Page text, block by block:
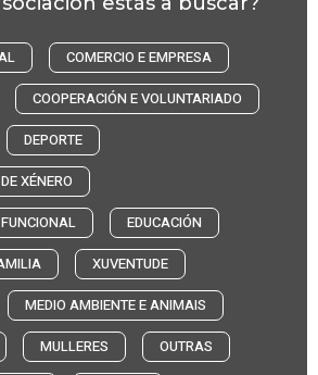
COMERCIO E EMPRESA
COOPERACIÓN E VOLUNTARIADO
DEPORTE
XÉNERO
EDUCACIÓN
XUVENTUDE
MEDIO AMBIENTE E ANIMAIS
MULLERES
OUTRAS